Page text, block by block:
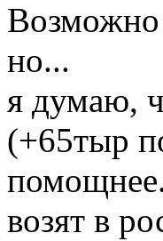
Возможно
но...
я думаю,
(+65тыр
возят в